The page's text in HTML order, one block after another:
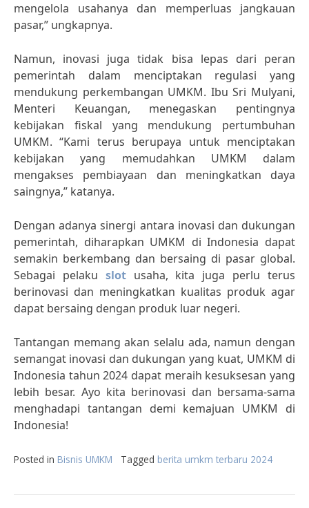
mengelola usahanya dan memperluas jangkauan
pasar,” ungkapnya.
Namun, inovasi juga tidak bisa lepas dari peran
pemerintah dalam menciptakan regulasi yang
mendukung perkembangan UMKM. Ibu Sri Mulyani,
Menteri Keuangan, menegaskan pentingnya
kebijakan fiskal yang mendukung pertumbuhan
UMKM. “Kami terus berupaya untuk menciptakan
kebijakan yang memudahkan UMKM dalam
mengakses pembiayaan dan meningkatkan daya
saingnya,” katanya.
Dengan adanya sinergi antara inovasi dan dukungan
pemerintah, diharapkan UMKM di Indonesia dapat
semakin berkembang dan bersaing di pasar global.
Sebagai pelaku slotusaha, kita juga perlu terus
berinovasi dan meningkatkan kualitas produk agar
dapat bersaing dengan produk luar negeri.
Tantangan memang akan selalu ada, namun dengan
semangat inovasi dan dukungan yang kuat, UMKM di
Indonesia tahun 2024 dapat meraih kesuksesan yang
lebih besar. Ayo kita berinovasi dan bersama-sama
menghadapi tantangan demi kemajuan UMKM di
Indonesia!
Posted in Bisnis UMKM Tagged berita umkm terbaru 2024